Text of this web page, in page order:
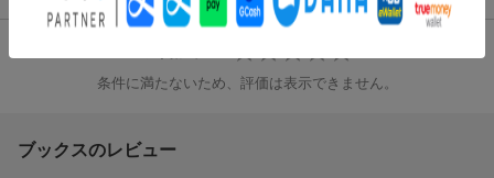
条件に満たないため、評価は表示できません。
ブックスのレビュー